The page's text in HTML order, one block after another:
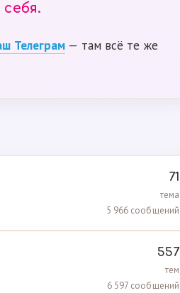
Телеграм — там всё те же
71
тема
5 966 сообщений
557
тем
6 597 сообщений